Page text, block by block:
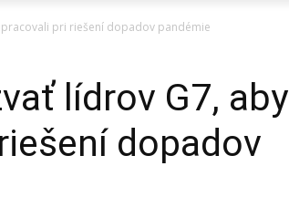
pri riešení dopadov pandémie
lídrov G7, aby
dopadov